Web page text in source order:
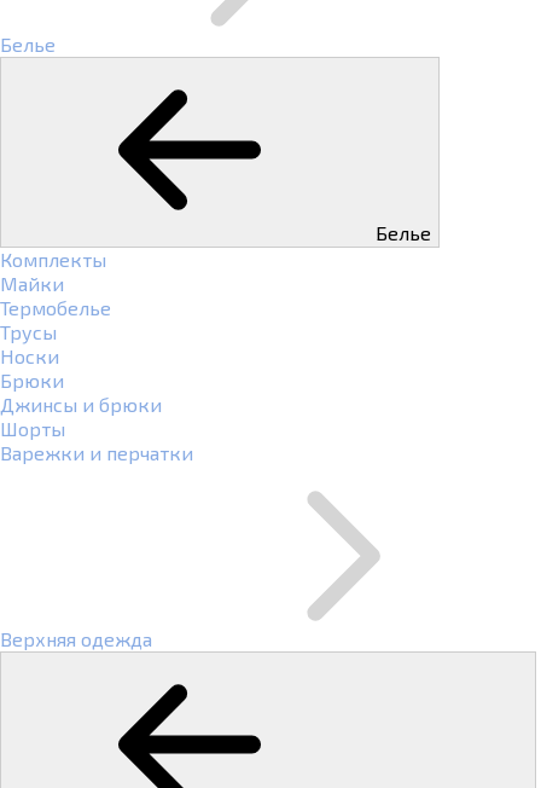
Белье
Белье
Комплекты
Майки
Термобелье
Трусы
Носки
Брюки
Джинсы и брюки
Шорты
Варежки и перчатки
Верхняя одежда